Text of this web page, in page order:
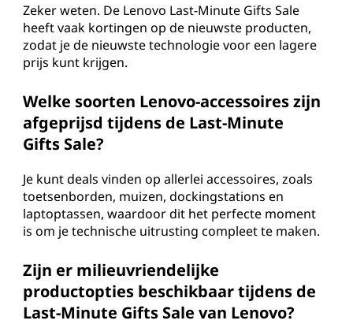
Zeker weten. De Lenovo Last-Minute Gifts Sale
heeft vaak kortingen op de nieuwste producten,
zodat je de nieuwste technologie voor een lagere
prijs kunt krijgen.
Welke soorten Lenovo-accessoires zijn
afgeprijsd tijdens de Last-Minute
Gifts Sale?
Je kunt deals vinden op allerlei accessoires, zoals
toetsenborden, muizen, dockingstations en
laptoptassen, waardoor dit het perfecte moment
is om je technische uitrusting compleet te maken.
Zijn er milieuvriendelijke
productopties beschikbaar tijdens de
Last-Minute Gifts Sale van Lenovo?